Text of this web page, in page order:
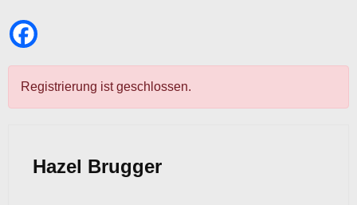
Registrierung ist geschlossen.
Hazel Brugger